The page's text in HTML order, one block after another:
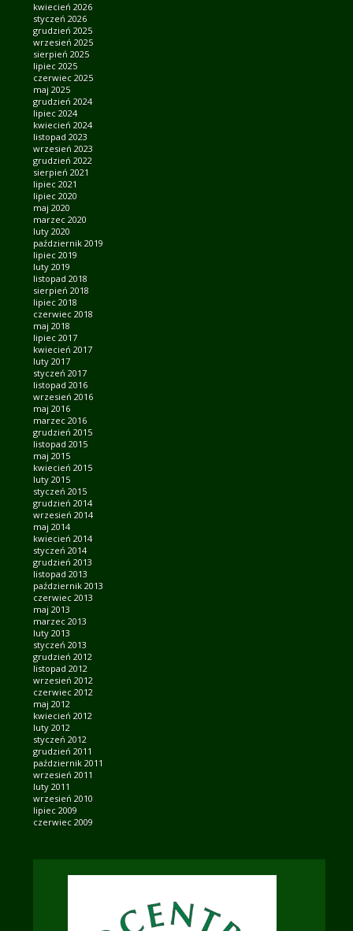
kwiecień 2026
styczeń 2026
grudzień 2025
wrzesień 2025
sierpień 2025
lipiec 2025
czerwiec 2025
maj 2025
grudzień 2024
lipiec 2024
kwiecień 2024
listopad 2023
wrzesień 2023
grudzień 2022
sierpień 2021
lipiec 2021
lipiec 2020
maj 2020
marzec 2020
luty 2020
październik 2019
lipiec 2019
luty 2019
listopad 2018
sierpień 2018
lipiec 2018
czerwiec 2018
maj 2018
lipiec 2017
kwiecień 2017
luty 2017
styczeń 2017
listopad 2016
wrzesień 2016
maj 2016
marzec 2016
grudzień 2015
listopad 2015
maj 2015
kwiecień 2015
luty 2015
styczeń 2015
grudzień 2014
wrzesień 2014
maj 2014
kwiecień 2014
styczeń 2014
grudzień 2013
listopad 2013
październik 2013
czerwiec 2013
maj 2013
marzec 2013
luty 2013
styczeń 2013
grudzień 2012
listopad 2012
wrzesień 2012
czerwiec 2012
maj 2012
kwiecień 2012
luty 2012
styczeń 2012
grudzień 2011
październik 2011
wrzesień 2011
luty 2011
wrzesień 2010
lipiec 2009
czerwiec 2009